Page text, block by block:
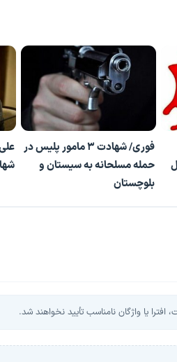
فوری/ شهادت ۳ مامور پلیس در
حمله مسلحانه به سیستان و
بلوچستان
یا واژگان نامناسب تأیید نخواهند شد.